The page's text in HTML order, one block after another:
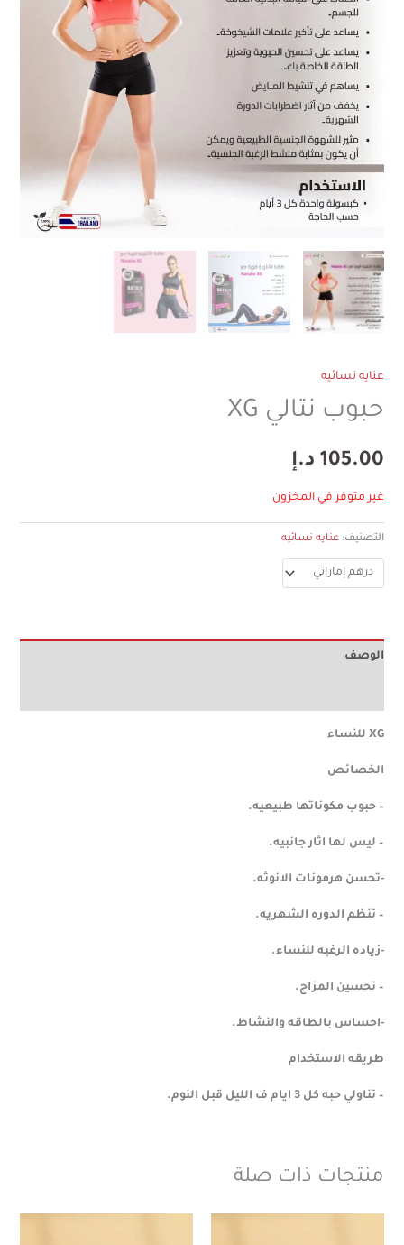
عنايه نسائيه
حبوب نتالي XG
105.00 د.إ
غير متوفر في المخزون
التصنيف: عنايه نسائيه
الوصف
XG للنساء
الخصائص
– حبوب مكوناتها طبيعيه.
– ليس لها اثار جانبيه.
-تحسن هرمونات الانوثه.
– تنظم الدوره الشهريه.
-زياده الرغبه للنساء.
– تحسين المزاج.
-احساس بالطاقه والنشاط.
طريقه الاستخدام
– تناولي حبه كل 3 ايام ف الليل قبل النوم.
منتجات ذات صلة